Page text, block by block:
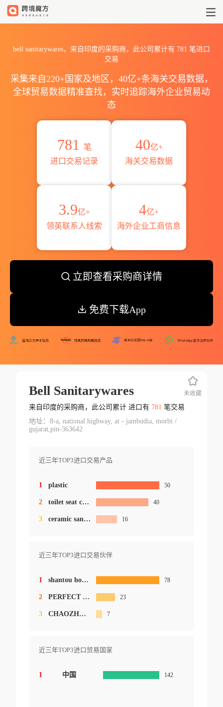
bell sanitarywares，来自印度的采购商，此公司累计有 781 笔进口
交易
采集来自220+国家及地区，40亿+条海关交易数据，
全球贸易数据精准查找，实时追踪海外企业贸易动
态
781
笔
进口交易记录
40亿+
海关交易数据
3.9亿+
领英联系人线索
4亿+
海外企业工商信息
立即查看采购商详情
免费下载App
Bell Sanitarywares
来自印度的采购商，此公司累计 进口有 781 笔交易
地址：8-a, national highway, at - jambudia, morbi /
gujarat,pin-363642
近三年TOP3进口交易产品
1 plastic 50
2 toilet seat cover 40
3 ceramic sanitarywares 16
近三年TOP3进口交易伙伴
1 shantou hongshang trade co., limited 78
2 PERFECT TRUE HK INTERNATIONAL LTD. 23
3 CHAOZHOU CHAOAN ALLWELL CERAMICS INDUSTRIES CO 7
近三年TOP3进口贸易国家
1 中国 142
未收藏